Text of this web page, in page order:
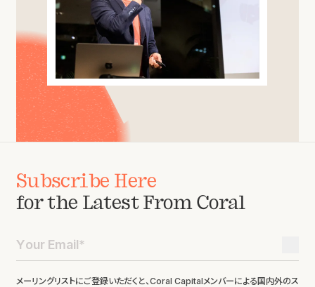
Subscribe Here
for the Latest From Coral
メーリングリストにご登録いただくと、Coral Capitalメンバーによる国内外のス